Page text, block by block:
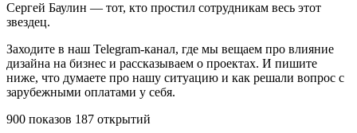
Сергей Баулин — тот, кто простил сотрудникам весь этот
звездец.
Заходите в наш Telegram-канал, где мы вещаем про влияние
дизайна на бизнес и рассказываем о проектах. И пишите
ниже, что думаете про нашу ситуацию и как решали вопрос с
зарубежными оплатами у себя.
900 показов 187 открытий